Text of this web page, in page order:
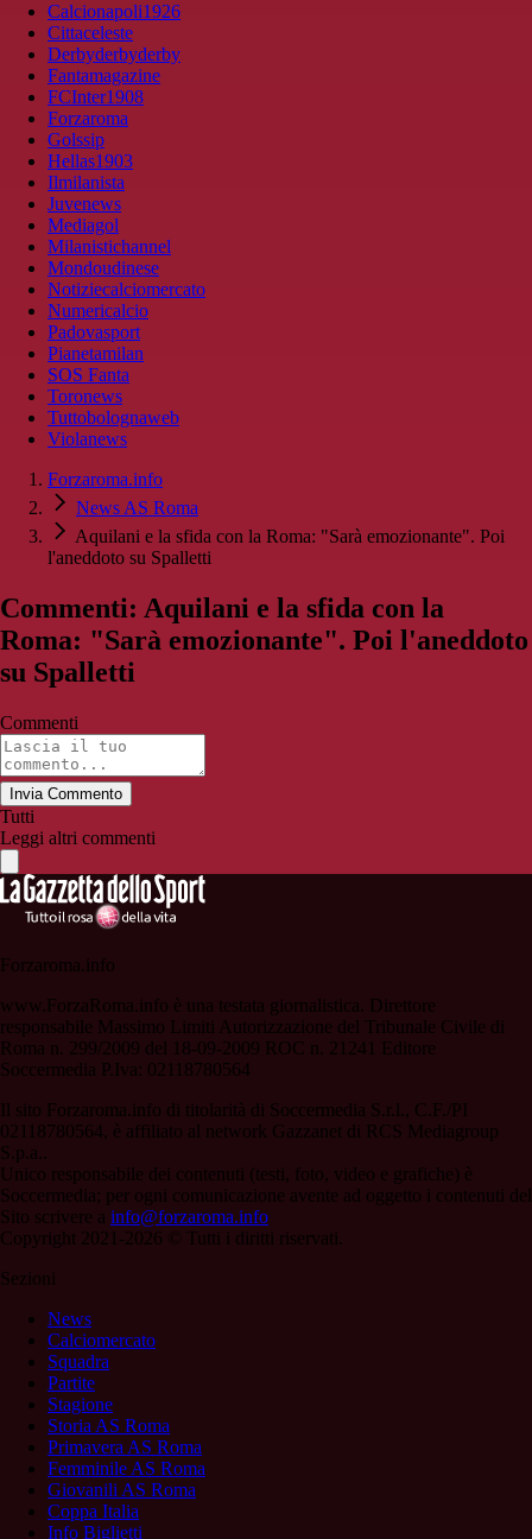
Calcionapoli1926
Cittaceleste
Derbyderbyderby
Fantamagazine
FCInter1908
Forzaroma
Golssip
Hellas1903
Ilmilanista
Juvenews
Mediagol
Milanistichannel
Mondoudinese
Notiziecalciomercato
Numericalcio
Padovasport
Pianetamilan
SOS Fanta
Toronews
Tuttobolognaweb
Violanews
Forzaroma.info
News AS Roma
Aquilani e la sfida con la Roma: "Sarà emozionante". Poi
l'aneddoto su Spalletti
Commenti: Aquilani e la sfida con la
Roma: "Sarà emozionante". Poi l'aneddoto
su Spalletti
Commenti
Invia Commento
Tutti
Leggi altri commenti
Forzaroma.info
www.ForzaRoma.info è una testata giornalistica. Direttore
responsabile Massimo Limiti Autorizzazione del Tribunale Civile di
Roma n. 299/2009 del 18-09-2009 ROC n. 21241 Editore
Soccermedia P.Iva: 02118780564
Il sito Forzaroma.info di titolarità di Soccermedia S.r.l., C.F./PI
02118780564, è affiliato al network Gazzanet di RCS Mediagroup
S.p.a..
Unico responsabile dei contenuti (testi, foto, video e grafiche) è
Soccermedia; per ogni comunicazione avente ad oggetto i contenuti del
Sito scrivere a info@forzaroma.info
Copyright 2021-2026 © Tutti i diritti riservati.
Sezioni
News
Calciomercato
Squadra
Partite
Stagione
Storia AS Roma
Primavera AS Roma
Femminile AS Roma
Giovanili AS Roma
Coppa Italia
Info Biglietti